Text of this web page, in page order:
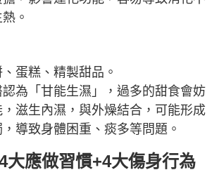
。
蛋糕、精製甜品。
為「甘能生濕」，過多的甜食會妨
滋生內濕，與外燥結合，可能形成
導致身體困重、痰多等問題。
大應做習慣+4大傷身行為